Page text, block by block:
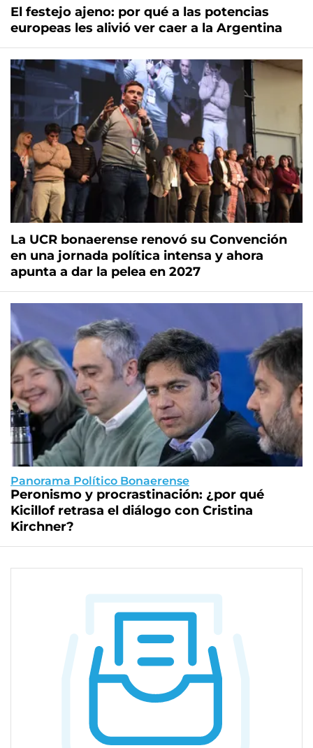
El festejo ajeno: por qué a las potencias
europeas les alivió ver caer a la Argentina
La UCR bonaerense renovó su Convención
en una jornada política intensa y ahora
apunta a dar la pelea en 2027
Panorama Político Bonaerense
Peronismo y procrastinación: ¿por qué
Kicillof retrasa el diálogo con Cristina
Kirchner?